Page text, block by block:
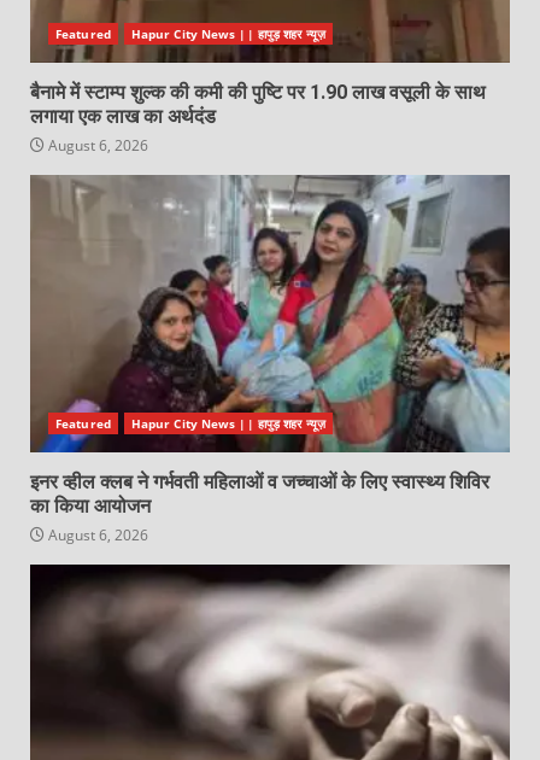
Featured Hapur City News || हापुड़ शहर न्यूज़
बैनामे में स्टाम्प शुल्क की कमी की पुष्टि पर 1.90 लाख वसूली के साथ
लगाया एक लाख का अर्थदंड
August 6, 2026
Featured Hapur City News || हापुड़ शहर न्यूज़
इनर व्हील क्लब ने गर्भवती महिलाओं व जच्चाओं के लिए स्वास्थ्य शिविर
का किया आयोजन
August 6, 2026